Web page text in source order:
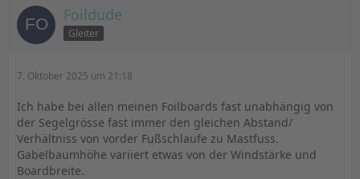
Foildude
Gleiter
7. Oktober 2025 um 21:18
Ich habe bei allen meinen Foilboards fast unabhängig von
der Segelgrösse fast immer den gleichen Abstand/
Verhältniss von vorder Fußschlaufe zu Mastfuss.
Gabelbaumhöhe variiert etwas von der Windstärke und
Boardbreite.